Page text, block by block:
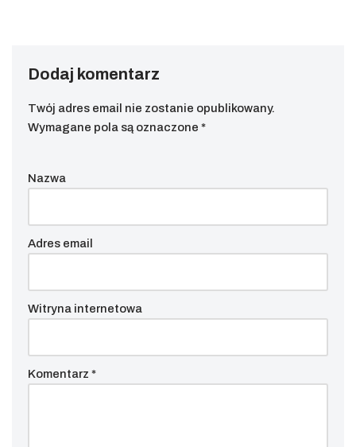
Dodaj komentarz
Twój adres email nie zostanie opublikowany.
Wymagane pola są oznaczone *
Nazwa
Adres email
Witryna internetowa
Komentarz *